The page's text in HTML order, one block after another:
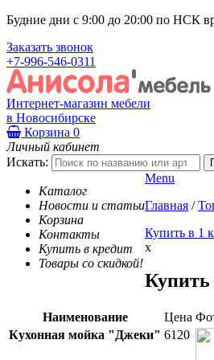
Будние дни с 9:00 до 20:00 по НСК
Заказать звонок
+7-996-546-0311
Интернет-магазин мебели
в Новосибирске
Корзина 0
Личный кабинет
Искать:
Каталог
Новости и статьи
Корзина
Контакты
Купить в кредит
Товары со скидкой!
Menu
Главная /
Купить в 1
x
Купить
Наименование Цена
Кухонная мойка "Джеки" 6120